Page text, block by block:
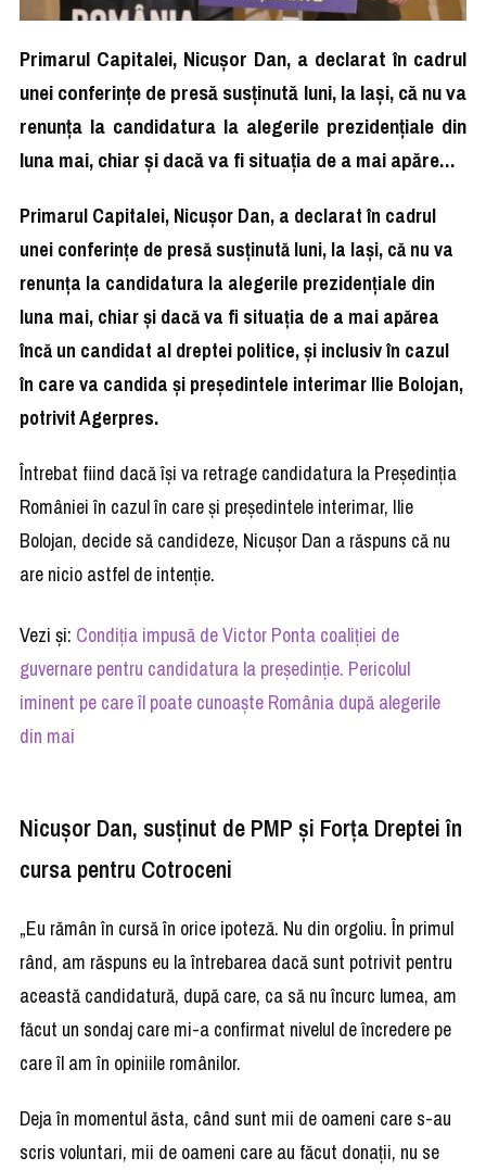
Primarul Capitalei, Nicuşor Dan, a declarat în cadrul
unei conferinţe de presă susţinută luni, la Iaşi, că nu va
renunţa la candidatura la alegerile prezidenţiale din
luna mai, chiar şi dacă va fi situaţia de a mai apăre…
Primarul Capitalei, Nicuşor Dan, a declarat în cadrul
unei conferinţe de presă susţinută luni, la Iaşi, că nu va
renunţa la candidatura la alegerile prezidenţiale din
luna mai, chiar şi dacă va fi situaţia de a mai apărea
încă un candidat al dreptei politice, şi inclusiv în cazul
în care va candida şi preşedintele interimar Ilie Bolojan,
potrivit Agerpres.
Întrebat fiind dacă îşi va retrage candidatura la Preşedinţia
României în cazul în care şi preşedintele interimar, Ilie
Bolojan, decide să candideze, Nicuşor Dan a răspuns că nu
are nicio astfel de intenţie.
Vezi și: Condiția impusă de Victor Ponta coaliției de
guvernare pentru candidatura la președinție. Pericolul
iminent pe care îl poate cunoaște România după alegerile
din mai
Nicușor Dan, susținut de PMP și Forța Dreptei în
cursa pentru Cotroceni
„Eu rămân în cursă în orice ipoteză. Nu din orgoliu. În primul
rând, am răspuns eu la întrebarea dacă sunt potrivit pentru
această candidatură, după care, ca să nu încurc lumea, am
făcut un sondaj care mi-a confirmat nivelul de încredere pe
care îl am în opiniile românilor.
Deja în momentul ăsta, când sunt mii de oameni care s-au
scris voluntari, mii de oameni care au făcut donaţii, nu se